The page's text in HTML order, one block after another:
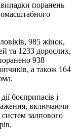
випадки поранень
985 жінок,
та 1233 дорослих,
938
а також 164
боєприпасів і
включаючи
систем залпового